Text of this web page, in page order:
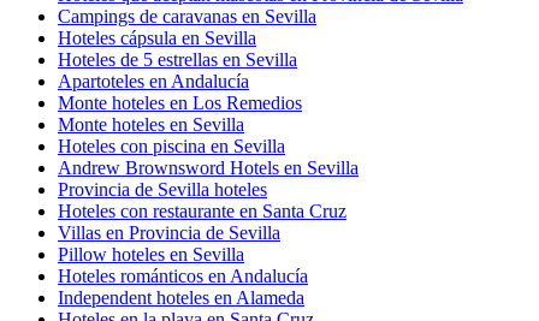
Campings de caravanas en Sevilla
Hoteles cápsula en Sevilla
Hoteles de 5 estrellas en Sevilla
Apartoteles en Andalucía
Monte hoteles en Los Remedios
Monte hoteles en Sevilla
Hoteles con piscina en Sevilla
Andrew Brownsword Hotels en Sevilla
Provincia de Sevilla hoteles
Hoteles con restaurante en Santa Cruz
Villas en Provincia de Sevilla
Pillow hoteles en Sevilla
Hoteles románticos en Andalucía
Independent hoteles en Alameda